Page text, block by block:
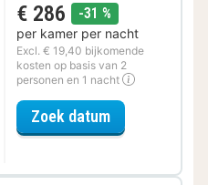
€ 286 -31 %
per kamer per nacht
Excl. € 19,40 bijkomende
kosten op basis van 2
personen en 1 nacht
Zoek datumvoor Wijn &